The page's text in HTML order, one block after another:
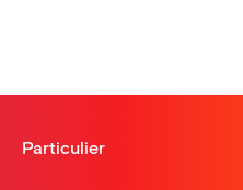
Particulier